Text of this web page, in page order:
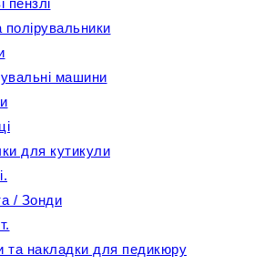
пензлі
машини
для кутикули
/ Зонди
та накладки для педикюру